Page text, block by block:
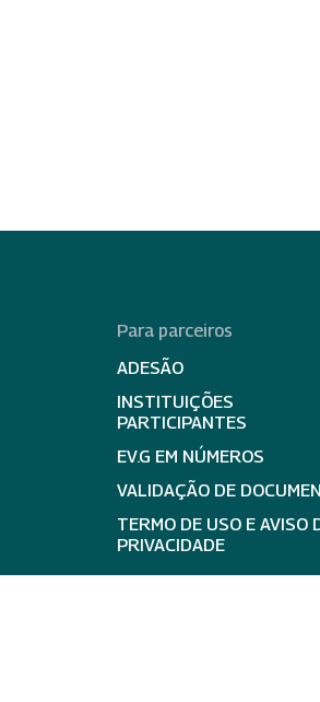
Para parceiros
ADESÃO
INSTITUIÇÕES
PARTICIPANTES
EV.G EM NÚMEROS
VALIDAÇÃO DE
TERMO DE USO E AVISO
PRIVACIDADE